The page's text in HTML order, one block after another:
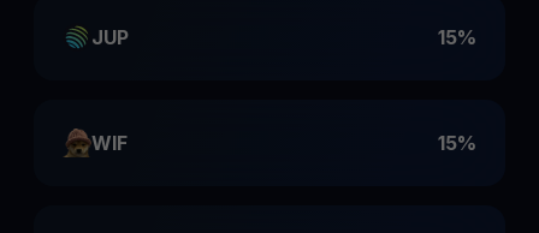
JUP 15%
WIF 15%